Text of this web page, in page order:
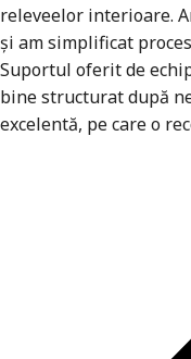
releveelor interioare.
și am simplificat
Suportul oferit de
bine structurat după
excelentă, pe care o